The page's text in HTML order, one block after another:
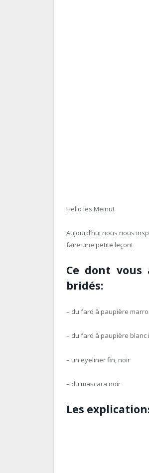
Hello les Meinu!
Aujourd’hui nous nous
faire une petite leçon!
Ce dont vous
bridés:
– du fard à paupière
– du fard à paupière blanc
– un eyeliner fin, noir
– du mascara noir
Les